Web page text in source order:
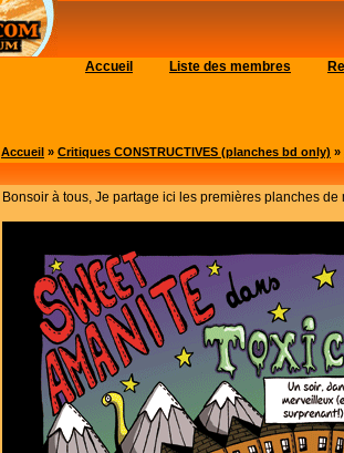
Accueil Liste des membres
Accueil » Critiques CONSTRUCTIVES (planches bd only) »
Bonsoir à tous, Je partage ici les premières planches